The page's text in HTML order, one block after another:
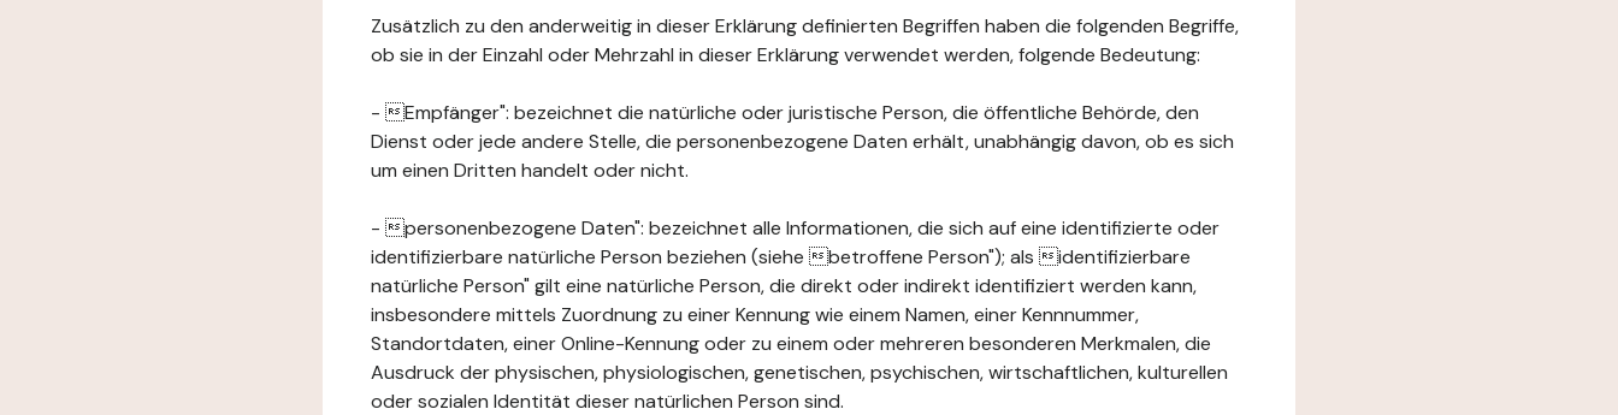
Zusätzlich zu den anderweitig in dieser Erklärung definierten Begriffen haben die folgenden Begriffe,
ob sie in der Einzahl oder Mehrzahl in dieser Erklärung verwendet werden, folgende Bedeutung:
- Empfänger": bezeichnet die natürliche oder juristische Person, die öffentliche Behörde, den
Dienst oder jede andere Stelle, die personenbezogene Daten erhält, unabhängig davon, ob es sich
um einen Dritten handelt oder nicht.
- personenbezogene Daten": bezeichnet alle Informationen, die sich auf eine identifizierte oder
identifizierbare natürliche Person beziehen (siehe betroffene Person"); als identifizierbare
natürliche Person" gilt eine natürliche Person, die direkt oder indirekt identifiziert werden kann,
insbesondere mittels Zuordnung zu einer Kennung wie einem Namen, einer Kennnummer,
Standortdaten, einer Online-Kennung oder zu einem oder mehreren besonderen Merkmalen, die
Ausdruck der physischen, physiologischen, genetischen, psychischen, wirtschaftlichen, kulturellen
oder sozialen Identität dieser natürlichen Person sind.